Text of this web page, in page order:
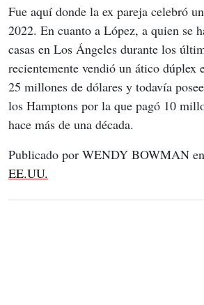
Fue aquí donde la ex pareja celebró
2022. En cuanto a López, a quien se
casas en Los Ángeles durante los
recientemente vendió un ático dúplex
25 millones de dólares y todavía
los Hamptons por la que pagó 10
hace más de una década.
Publicado por WENDY BOWMAN
EE.UU.